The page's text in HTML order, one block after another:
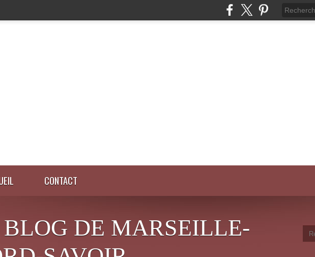
CONTACT
DE MARSEILLE-